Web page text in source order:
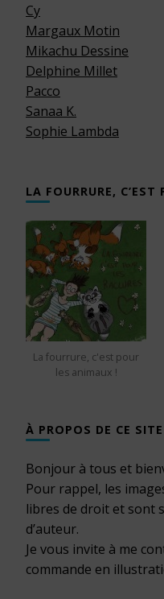
Cy
Margaux Motin
Mikachu Dessine
Delphine Millet
Pacco
Sanaa K.
Sophie Lambda
LA FOURRURE,
La fourrure, c'est pour
les animaux !
À PROPOS DE CE SITE
Bonjour à tous et
Pour rappel, les
libres de droit et sont
d’auteur.
Je vous invite à me
commande en